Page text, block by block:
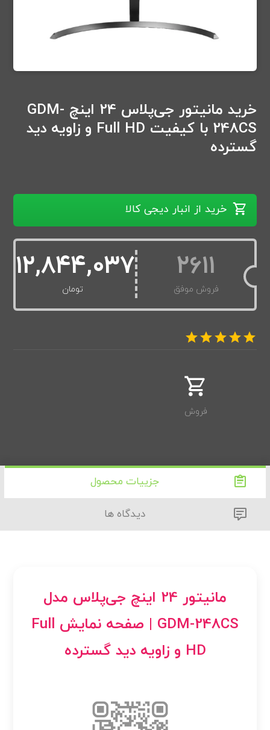
خرید مانیتور جی‌پلاس 24 اینچ GDM-
248CS با کیفیت Full HD و زاویه دید
گسترده
خرید از انبار دیجی کالا
12,844,037
تومان
2611
فروش موفق
فروش
جزییات محصول
دیدگاه ها
مانیتور 24 اینچ جی‌پلاس مدل
GDM-248CS | صفحه نمایش Full
HD و زاویه دید گسترده